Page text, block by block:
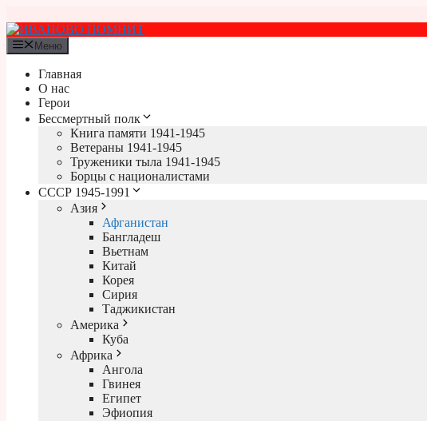
к
содержимому
Меню
Главная
О нас
Герои
Бессмертный полк
Книга памяти 1941-1945
Ветераны 1941-1945
Труженики тыла 1941-1945
Борцы с националистами
СССР 1945-1991
Азия
Афганистан
Бангладеш
Вьетнам
Китай
Корея
Сирия
Таджикистан
Америка
Куба
Африка
Ангола
Гвинея
Египет
Эфиопия